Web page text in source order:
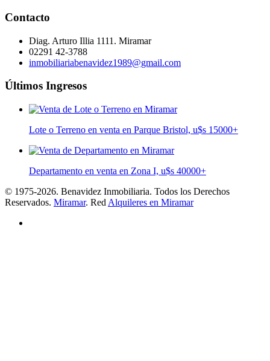
Contacto
Diag. Arturo Illia 1111. Miramar
02291 42-3788
inmobiliariabenavidez1989@gmail.com
Últimos Ingresos
Lote o Terreno en venta en Parque Bristol, u$s 15000+
Departamento en venta en Zona I, u$s 40000+
© 1975-2026. Benavidez Inmobiliaria. Todos los Derechos
Reservados. Miramar. Red Alquileres en Miramar